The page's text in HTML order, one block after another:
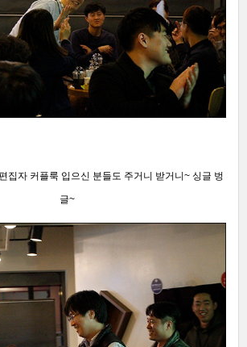
집자 커플룩 입으신 분들도 주거니 받거니~ 싱글 벙
글~